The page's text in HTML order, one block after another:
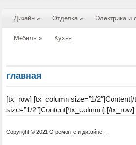
Дизайн» Отделка» Электрика и
Мебель» Кухня
главная
[tx_row] [tx_column size=”1/
size=”1/2″]Content[/tx_column] [/tx_row]
Copyright © 2021 О ремонте и дизайне. .